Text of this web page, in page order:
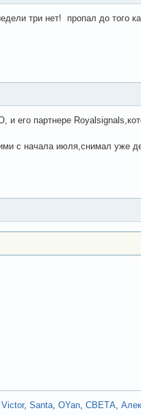
три нет! пропал до того
и его партнере
с начала июля,снимал уже
Victor, Santa OYan СВЕТА